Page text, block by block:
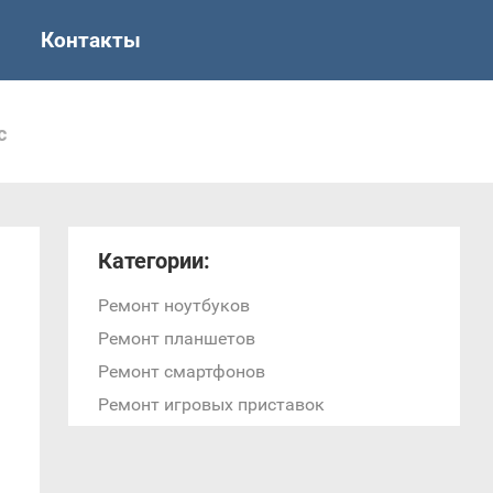
Контакты
Категории:
Ремонт ноутбуков
Ремонт планшетов
Ремонт смартфонов
Ремонт игровых приставок